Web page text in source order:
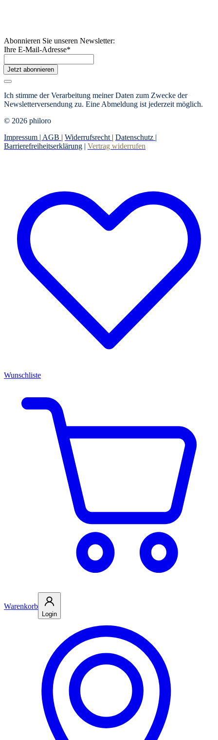
Abonnieren Sie unseren Newsletter:
Ihre E-Mail-Adresse*
Jetzt abonnieren
Ich stimme der Verarbeitung meiner Daten zum Zwecke der
Newsletterversendung zu. Eine Abmeldung ist jederzeit möglich.
© 2026 philoro
Impressum | AGB | Widerrufsrecht | Datenschutz |
Barrierefreiheitserklärung | Vertrag widerrufen
Wunschliste
Warenkorb
Login